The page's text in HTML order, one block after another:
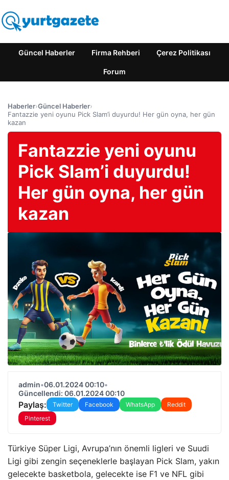
Güncel Haberler Firma Rehberi Çerez Politikası
Forum
Haberler›Güncel Haberler›
Fantazzie yeni oyunu Pick Slam’i duyurdu! Her gün oyna, her gün
kazan
Fantazzie yeni oyunu
Pick Slam’i duyurdu!
Her gün oyna, her gün
kazan
admin•06.01.2024 00:10•
Güncellendi: 06.01.2024 00:10
Paylaş: Twitter Facebook WhatsApp
Reddit
Pinterest
Türkiye Süper Ligi, Avrupa’nın önemli ligleri ve Suudi
Ligi gibi zengin seçeneklerle başlayan Pick Slam, yakın
gelecekte basketbola, gelecekte ise F1 ve NFL gibi